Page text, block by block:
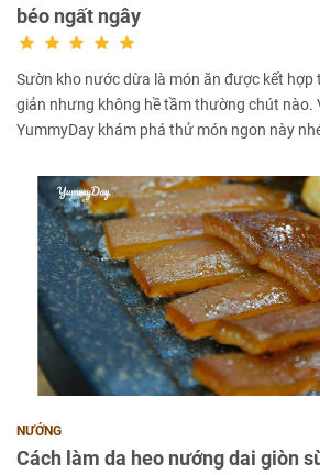
béo ngất ngây
Sườn kho nước dừa là món ăn được kết
giản nhưng không hề tầm thường chút nào.
YummyDay khám phá thử món ngon này
NƯỚNG
Cách làm da heo nướng dai giòn